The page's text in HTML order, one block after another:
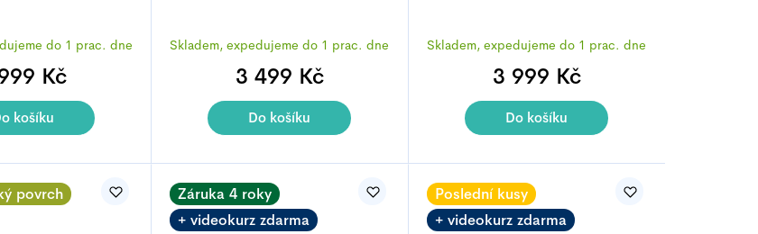
hodnocení
produktu
4,9
z
5
hvězdiček.
do 1 prac. dne
Kč
košíku
hodnocení
produktu
5,0
z
5
Skladem, expedujeme do 1 prac. dne
3 499 Kč
Do košíku
hodnocení
produktu
4,7
z
5
Skladem, expedujeme do 1 prac. dne
3 999 Kč
Do košíku
povrch
Záruka 4 roky
+ videokurz zdarma
Poslední kusy
+ videokurz zdarma